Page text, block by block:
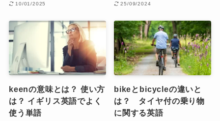
10/01/2025 25/09/2024
keenの意味とは？ 使い方
は？ イギリス英語でよく
使う単語
bikeとbicycleの違いと
は？ タイヤ付の乗り物
に関する英語